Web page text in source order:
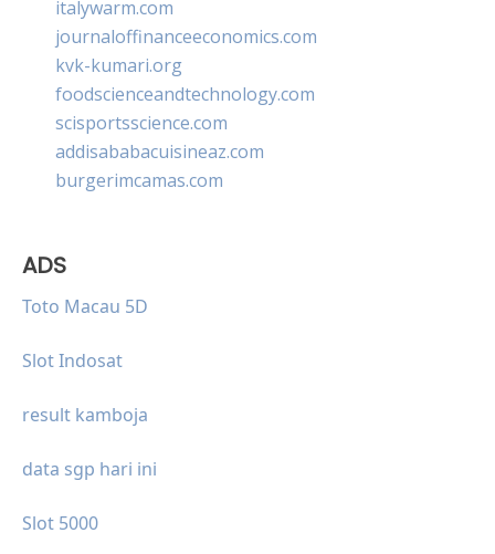
italywarm.com
journaloffinanceeconomics.com
kvk-kumari.org
foodscienceandtechnology.com
scisportsscience.com
addisababacuisineaz.com
burgerimcamas.com
ADS
Toto Macau 5D
Slot Indosat
result kamboja
data sgp hari ini
Slot 5000